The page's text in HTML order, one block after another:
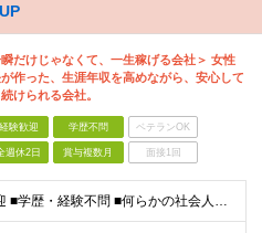
瞬だけじゃなくて、一生稼げる会社＞ 女性
作った、生涯年収を高めながら、安心して
けられる会社。
験歓迎 学歴不問 ベテランOK
週休2日 賞与複数月 面接1回
■未経験歓迎 ■学歴・経験不問 ■何らかの社会人経験がある方 ＜こんな方に向いています！＞ ・頑張った分評価されたい方 ・将来役立つ知識を身につけたい方 ・新しいことを学ぶのが好きな方 ・趣味